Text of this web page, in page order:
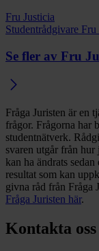
Fru Justicia
Studentrådgivare Fru
Se fler av Fru
Fråga Juristen är en
frågor. Frågorna har
studentnätverk.
svaren utgår från
kan ha ändrats
resultat som kan
givna råd från Fråga
Fråga Juristen här.
Kontakta oss